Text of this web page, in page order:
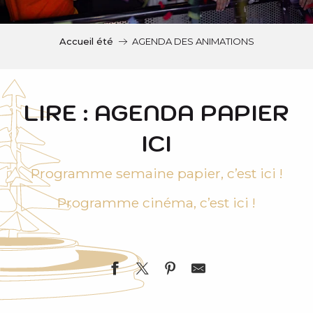
i
Accueil été AGENDA DES ANIMATIONS
LIRE : AGENDA PAPIER
ICI
Programme semaine papier, c’est ici !
Programme cinéma, c’est ici !